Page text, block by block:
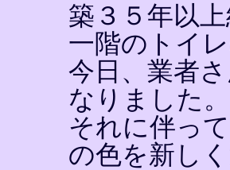
築３５年以
一階のトイ
今日、業者
なりました。
それに伴っ
の色を新し